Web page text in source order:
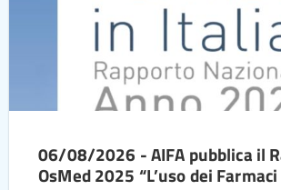
06/08/2026 - AIFA pubblica il
OsMed 2025 “L’uso dei